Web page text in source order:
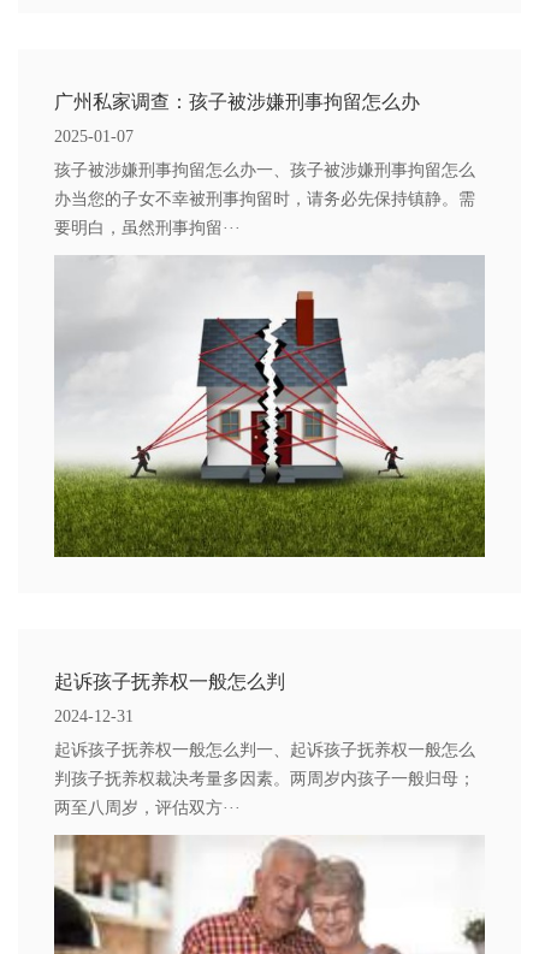
广州私家调查：孩子被涉嫌刑事拘留怎么办
2025-01-07
孩子被涉嫌刑事拘留怎么办一、孩子被涉嫌刑事拘留怎么
办当您的子女不幸被刑事拘留时，请务必先保持镇静。需
要明白，虽然刑事拘留···
起诉孩子抚养权一般怎么判
2024-12-31
起诉孩子抚养权一般怎么判一、起诉孩子抚养权一般怎么
判孩子抚养权裁决考量多因素。两周岁内孩子一般归母；
两至八周岁，评估双方···